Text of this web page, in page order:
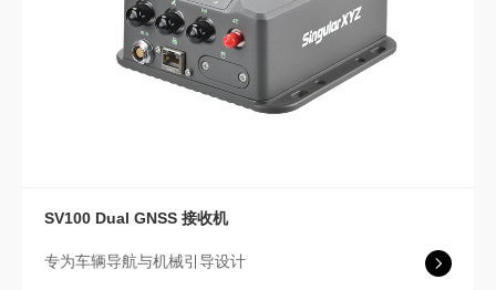
SV100 Dual GNSS 接收机
专为车辆导航与机械引导设计